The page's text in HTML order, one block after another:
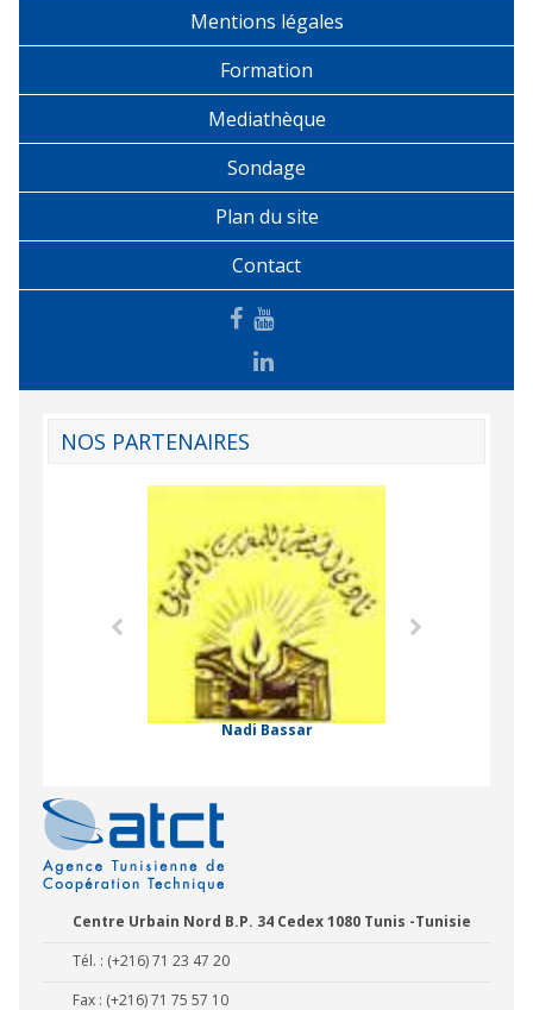
Mentions légales
Formation
Mediathèque
Sondage
Plan du site
Contact
NOS PARTENAIRES
Nadi Bassar
Centre Urbain Nord B.P. 34 Cedex 1080 Tunis -Tunisie
Tél. : (+216) 71 23 47 20
Fax : (+216) 71 75 57 10